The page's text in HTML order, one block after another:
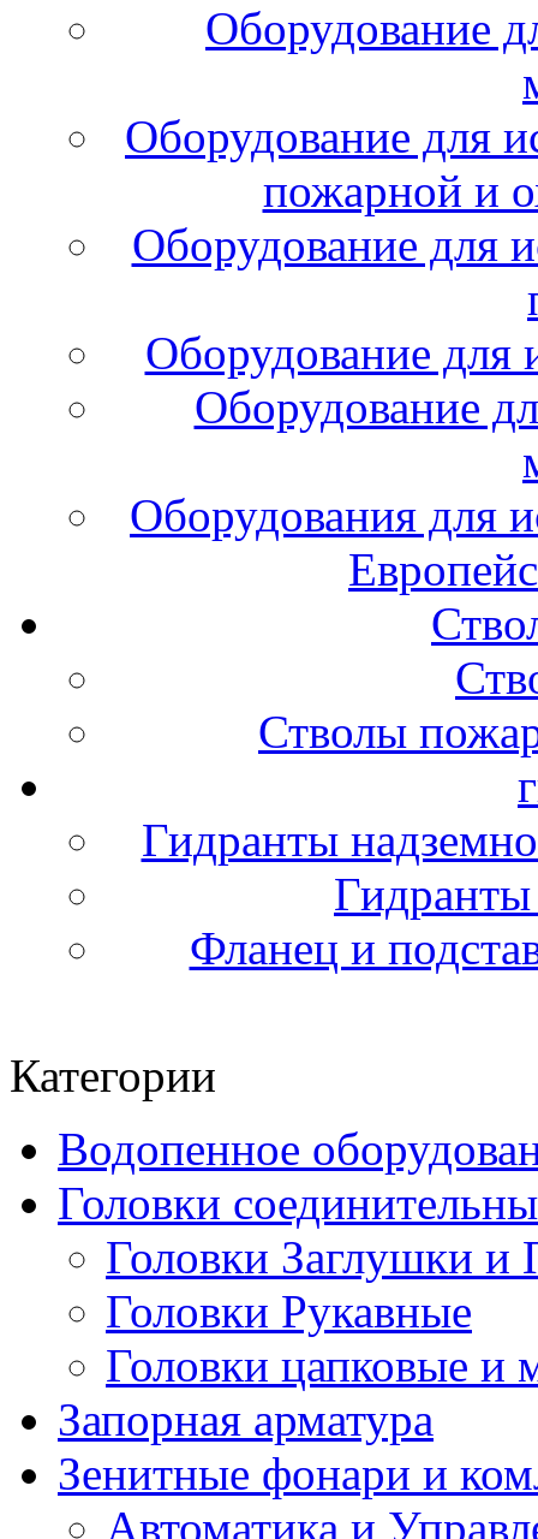
Оборудование
Оборудование для
пожарной и
Оборудование для
Оборудование для
Оборудование
Оборудования для
Стволы
Гидранты
Фланец и
Категории
Водопенное
Головки
Головки Заглушки и
Головки Рукавные
Головки цапковые и
Запорная арматура
Зенитные фонари и
Автоматика и